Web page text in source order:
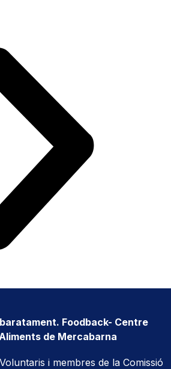
Foodback- Centre
de Mercabarna
i membres de la Comissió